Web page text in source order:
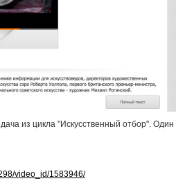
из цикла "Искусственный отбор". Один
video_id/1583946/